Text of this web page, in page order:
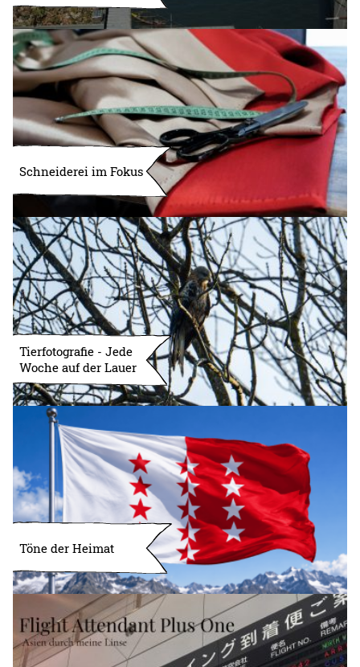
Schneiderei im Fokus
Tierfotografie - Jede
Woche auf der Lauer
Töne der Heimat